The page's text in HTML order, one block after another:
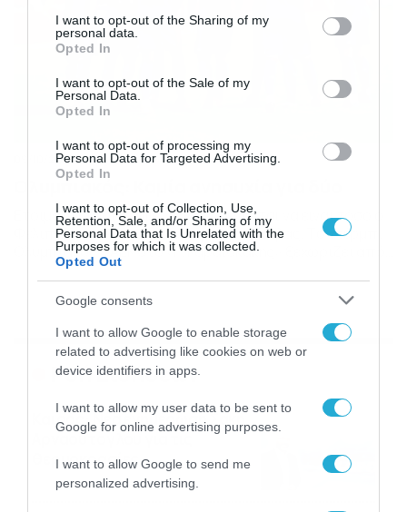
not limited to your visit or usage behaviour. You may click to
grant or deny consent to Google and its third-party tags to
use your data for below specified purposes in below Google
consent section.
I want to opt-out of the Sharing of my
personal data.
Opted In
I want to opt-out of the Sale of my
Personal Data.
Opted In
I want to opt-out of processing my
Personal Data for Targeted Advertising.
Opted In
I want to opt-out of Collection, Use,
Retention, Sale, and/or Sharing of my
Personal Data that Is Unrelated with the
Purposes for which it was collected.
Opted Out
Google consents
I want to allow Google to enable storage
related to advertising like cookies on web or
device identifiers in apps.
I want to allow my user data to be sent to
Google for online advertising purposes.
I want to allow Google to send me
personalized advertising.
09/10/2015 12:08
Ολυμπιακός: Καμία ανησυχία για δύο
Ετοιμοπόλεμοι ενόψει ΑΕΚ αναμένονται να είναι τόσο ο
Φελίπε Πάρντο όσο και ο Δημήτρης Σιόβας. Tο ντέρμπι
Ολυμπιακός – ΑΕΚ στο «Γ. Καραϊσκάκης» ξεχωρίζει από
το πρόγραμμα της 7ης αγωνιστικής του
πρωταθλήματος της Super League που θα διεξαχθεί το
επόμενο Σάββατο (17/10). Εκτός συγκλονιστικού
απροόπτου ο Μάρκο Σίλβα θα έχει στη διάθεση του
τους Πάρντο […]
Ροή Ειδήσεων
Καιρός: Νέα ενημέρωση Σάκη
Αρναούτογλου για τις
θερμοκρασίες
09/08/2026 10:52